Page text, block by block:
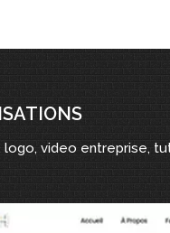
video entreprise,